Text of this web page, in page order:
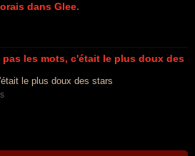
dans Glee.
pas les mots, c'était le plus doux des
le plus doux des stars